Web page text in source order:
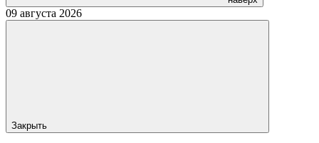
09 августа 2026
Закрыть